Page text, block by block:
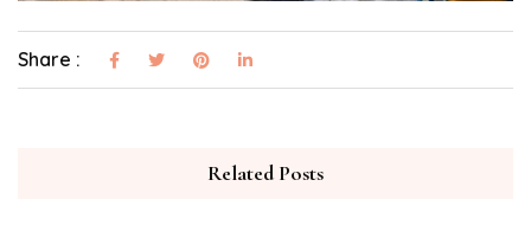
Share :
Related Posts